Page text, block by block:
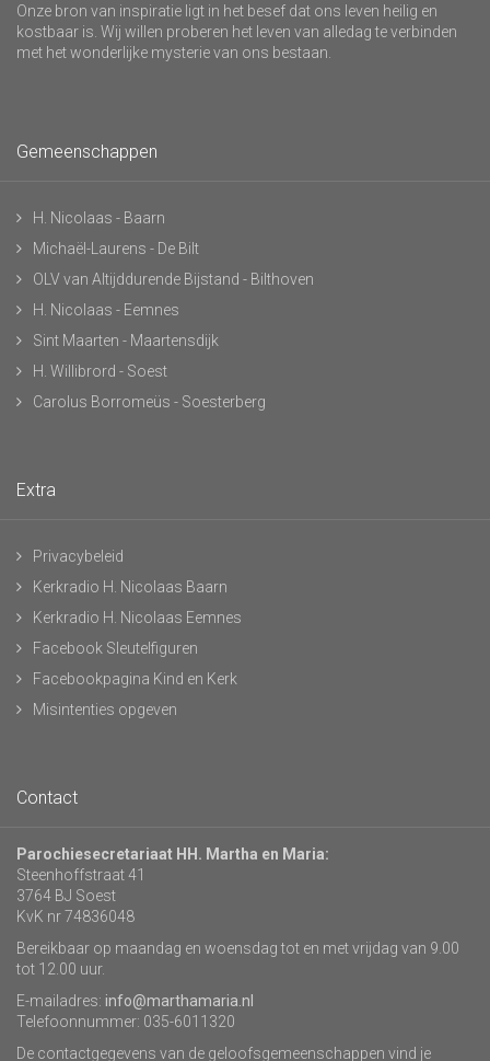
Onze bron van inspiratie ligt in het besef dat ons leven heilig en
kostbaar is. Wij willen proberen het leven van alledag te verbinden
met het wonderlijke mysterie van ons bestaan.
Gemeenschappen
H. Nicolaas - Baarn
Michaël-Laurens - De Bilt
OLV van Altijddurende Bijstand - Bilthoven
H. Nicolaas - Eemnes
Sint Maarten - Maartensdijk
H. Willibrord - Soest
Carolus Borromeüs - Soesterberg
Extra
Privacybeleid
Kerkradio H. Nicolaas Baarn
Kerkradio H. Nicolaas Eemnes
Facebook Sleutelfiguren
Facebookpagina Kind en Kerk
Misintenties opgeven
Contact
Parochiesecretariaat HH. Martha en Maria:
Steenhoffstraat 41
3764 BJ Soest
KvK nr 74836048
Bereikbaar op maandag en woensdag tot en met vrijdag van 9.00
tot 12.00 uur.
E-mailadres: info@marthamaria.nl
Telefoonnummer: 035-6011320
De contactgegevens van de geloofsgemeenschappen vind je